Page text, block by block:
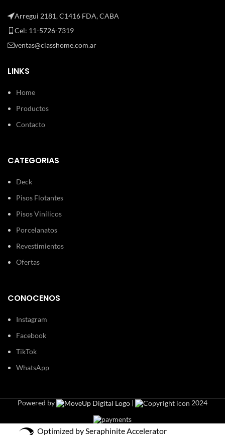
Arregui 2181, C1416 FDA, CABA
Cel: 11-5726-7319
ventas@classhome.com.ar
LINKS
Home
Productos
Contacto
CATEGORIAS
Deck
Pisos Flotantes
Pisos Vinílicos
Porcelanatos
Revestimientos
Ofertas
CONOCENOS
Instagram
Facebook
TikTok
WhatsApp
Powered by | 2024
Optimized by Seraphinite Accelerator